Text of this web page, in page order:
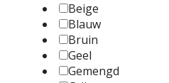
Beige
Blauw
Bruin
Geel
Gemengd